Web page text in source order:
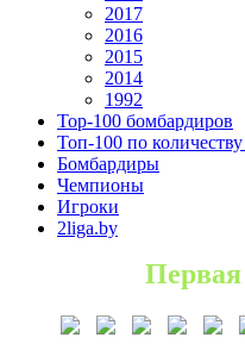
2017
2016
2015
2014
1992
Top-100 бомбардиров
Топ-100 по
Бомбардиры
Чемпионы
Игроки
2liga.by
Первая